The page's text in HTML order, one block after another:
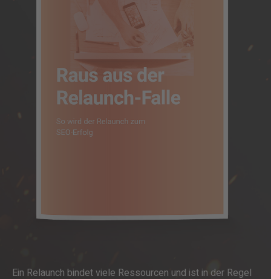
Ein Relaunch bindet viele Ressourcen und ist in der Regel